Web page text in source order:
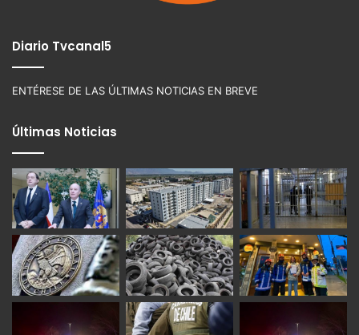
Diario Tvcanal5
ENTÉRESE DE LAS ÚLTIMAS NOTICIAS EN BREVE
Últimas Noticias